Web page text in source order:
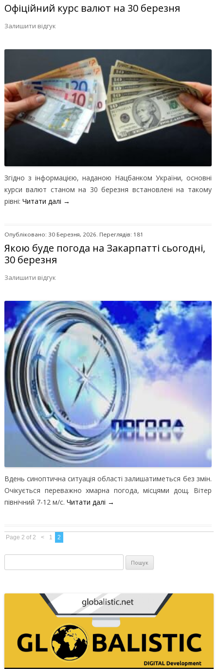
Офіційний курс валют на 30 березня
Залишити відгук
Згідно з інформацією, наданою Нацбанком України, основні
курси валют станом на 30 березня встановлені на такому
рівні: Читати далі →
Опубліковано: 30 Березня, 2026. Переглядів: 181
Якою буде погода на Закарпатті сьогодні,
30 березня
Залишити відгук
Вдень синоптична ситуація області залишатиметься без змін.
Очікується переважно хмарна погода, місцями дощ. Вітер
північний 7-12 м/с. Читати далі →
Page 2 of 2 < 1 2